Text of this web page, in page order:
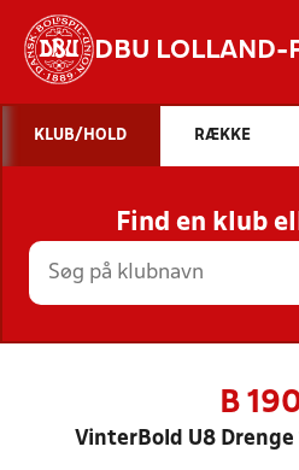
DBU LOLLAND-
STILLINGER,
HOLD
KLUB/HOLD RÆKKE
Find en klub
B
VinterBold U8 Drenge